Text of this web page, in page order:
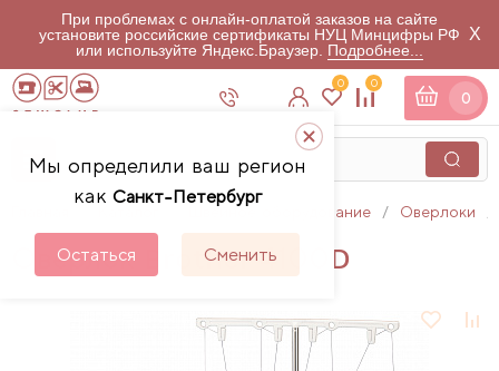
При проблемах с онлайн-оплатой заказов на сайте
установите российские сертификаты НУЦ Минцифры РФ
или используйте Яндекс.Браузер. Подробнее...
X
Мы определили ваш регион
как Санкт-Петербург
Остаться Сменить
0 0
0
Швейное оборудование Оверлоки
Оверлок Brother 4100D